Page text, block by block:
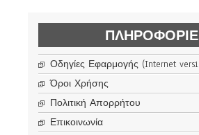
Οδηγίες Εφαρμογής (Internet
Όροι Χρήσης
Πολιτική Απορρήτου
Επικοινωνία